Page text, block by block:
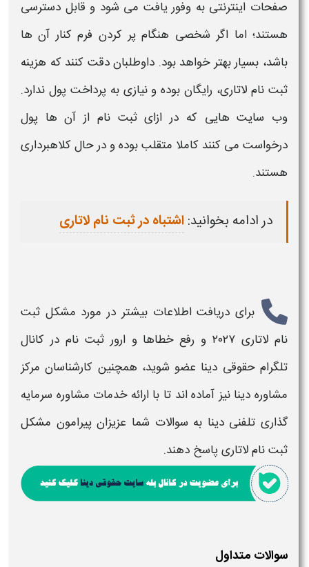
صفحات اینترنتی به وفور یافت می شود و قابل دسترسی
هستند؛ اما اگر شخصی هنگام پر کردن فرم کنار آن ها
باشد، بسیار بهتر خواهد بود. داوطلبان دقت کنند که هزینه
ثبت نام لاتاری، رایگان بوده و نیازی به پرداخت پول ندارد.
وب سایت هایی که در ازایثبت نام از آن ها پول
درخواست می کنند کاملا متقلب بوده و در حال کلاهبرداری
هستند.
در ادامه بخوانید:اشتباه در ثبت نام لاتاری
برای دریافت اطلاعات بیشتر در مورد مشکل ثبت
نام لاتاری ۲۰۲۷
و رفع خطاها و ارور ثبت نام در کانال
تلگرام حقوقی دینا عضو شوید، همچنین کارشناسان مرکز
مشاوره دینا نیز آماده اند تا با ارائه خدمات مشاوره سرمایه
گذاری تلفنی دینا به سوالات شما عزیزان پیرامون مشکل
ثبت نام لاتاریپاسخ دهند.
سوالات متداول